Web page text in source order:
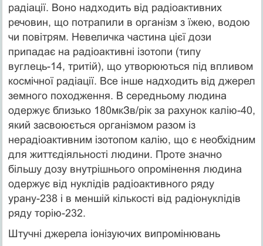
радіації. Воно надходить від радіоактивних
речовин, що потрапили в організм з їжею, водою
чи повітрям. Невеличка частина цієї дози
припадає на радіоактивні ізотопи (типу
вуглець-14, тритій), що утворюються під впливом
космічної радіації. Все інше надходить від джерел
земного походження. В середньому людина
одержує близько 180мкЗв/рік за рахунок калію-40,
який засвоюється організмом разом із
нерадіоактивним ізотопом калію, що є необхідним
для життєдіяльності людини. Проте значно
більшу дозу внутрішнього опромінення людина
одержує від нуклідів радіоактивного ряду
урану-238 і в меншій кількості від радіонуклідів
ряду торію-232.
Штучні джерела іонізуючих випромінювань